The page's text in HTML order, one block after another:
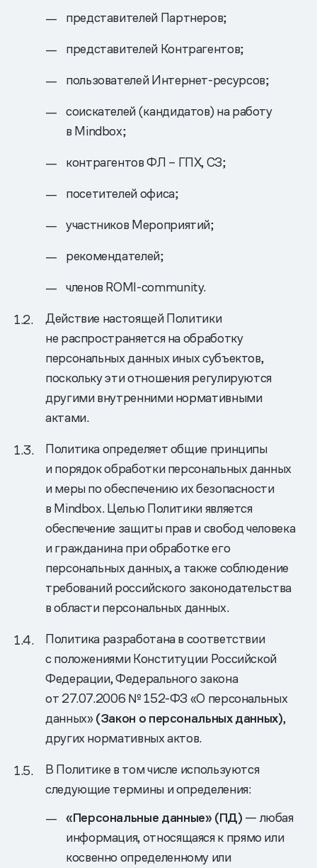
представителей Партнеров;
представителей Контрагентов;
пользователей Интернет-ресурсов;
соискателей (кандидатов) на работу
в Mindbox;
контрагентов ФЛ – ГПХ, СЗ;
посетителей офиса;
участников Мероприятий;
рекомендателей;
членов ROMI-community.
Действие настоящей Политики
не распространяется на обработку
персональных данных иных субъектов,
поскольку эти отношения регулируются
другими внутренними нормативными
актами.
Политика определяет общие принципы
и порядок обработки персональных данных
и меры по обеспечению их безопасности
в Mindbox. Целью Политики является
обеспечение защиты прав и свобод человека
и гражданина при обработке его
персональных данных, а также соблюдение
требований российского законодательства
в области персональных данных.
Политика разработана в соответствии
с положениями Конституции Российской
Федерации, Федерального закона
от 27.07.2006 № 152-ФЗ «О персональных
данных»(Закон о персональных данных),
других нормативных актов.
В Политике в том числе используются
следующие термины и определения:
«Персональные данные» (ПД) — любая
информация, относящаяся к прямо или
косвенно определенному или